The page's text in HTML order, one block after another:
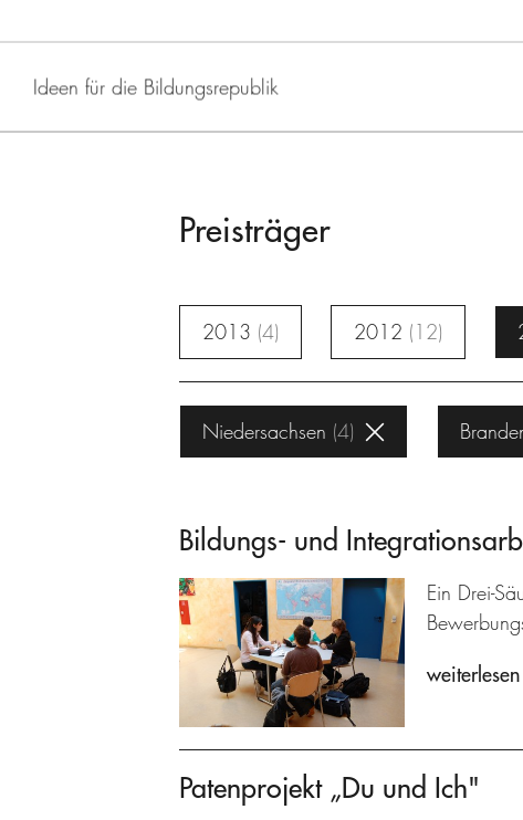
Ideen für die Bildungsrepublik
Preisträger
2013 4 2012 12
Niedersachsen 4
Bildungs- und
Ein Drei-
weiterlesen
Patenprojekt „Du und Ich"